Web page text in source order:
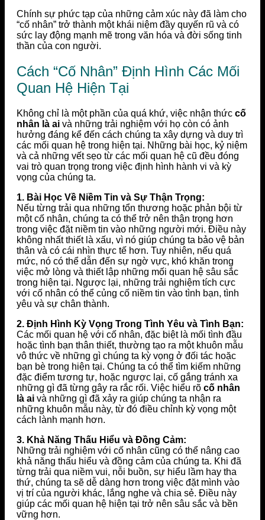
Chính sự phức tạp của những cảm xúc này đã làm cho
“cố nhân” trở thành một khái niệm đầy quyến rũ và có
sức lay động mạnh mẽ trong văn hóa và đời sống tinh
thần của con người.
Cách “Cố Nhân” Định Hình Các Mối
Quan Hệ Hiện Tại
Không chỉ là một phần của quá khứ, việc nhận thức cố
nhân là ai và những trải nghiệm với họ còn có ảnh
hưởng đáng kể đến cách chúng ta xây dựng và duy trì
các mối quan hệ trong hiện tại. Những bài học, kỷ niệm
và cả những vết sẹo từ các mối quan hệ cũ đều đóng
vai trò quan trọng trong việc định hình hành vi và kỳ
vọng của chúng ta.
1. Bài Học Về Niềm Tin và Sự Thận Trọng:
Nếu từng trải qua những tổn thương hoặc phản bội từ
một cố nhân, chúng ta có thể trở nên thận trọng hơn
trong việc đặt niềm tin vào những người mới. Điều này
không nhất thiết là xấu, vì nó giúp chúng ta bảo vệ bản
thân và có cái nhìn thực tế hơn. Tuy nhiên, nếu quá
mức, nó có thể dẫn đến sự ngờ vực, khó khăn trong
việc mở lòng và thiết lập những mối quan hệ sâu sắc
trong hiện tại. Ngược lại, những trải nghiệm tích cực
với cố nhân có thể củng cố niềm tin vào tình bạn, tình
yêu và sự chân thành.
2. Định Hình Kỳ Vọng Trong Tình Yêu và Tình Bạn:
Các mối quan hệ với cố nhân, đặc biệt là mối tình đầu
hoặc tình bạn thân thiết, thường tạo ra một khuôn mẫu
vô thức về những gì chúng ta kỳ vọng ở đối tác hoặc
bạn bè trong hiện tại. Chúng ta có thể tìm kiếm những
đặc điểm tương tự, hoặc ngược lại, cố gắng tránh xa
những gì đã từng gây ra rắc rối. Việc hiểu rõ cố nhân
là ai và những gì đã xảy ra giúp chúng ta nhận ra
những khuôn mẫu này, từ đó điều chỉnh kỳ vọng một
cách lành mạnh hơn.
3. Khả Năng Thấu Hiểu và Đồng Cảm:
Những trải nghiệm với cố nhân cũng có thể nâng cao
khả năng thấu hiểu và đồng cảm của chúng ta. Khi đã
từng trải qua niềm vui, nỗi buồn, sự hiểu lầm hay tha
thứ, chúng ta sẽ dễ dàng hơn trong việc đặt mình vào
vị trí của người khác, lắng nghe và chia sẻ. Điều này
giúp các mối quan hệ hiện tại trở nên sâu sắc và bền
vững hơn.